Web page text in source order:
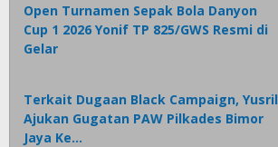
Open Turnamen Sepak Bola Danyon
Cup 1 2026 Yonif TP 825/GWS Resmi di
Gelar
Terkait Dugaan Black Campaign, Yusril
Ajukan Gugatan PAW Pilkades Bimor
Jaya Ke…